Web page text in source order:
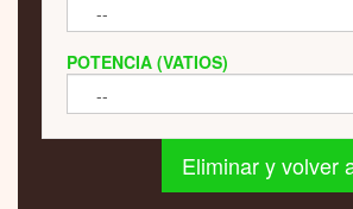
POTENCIA (VATIOS)
Eliminar y volver